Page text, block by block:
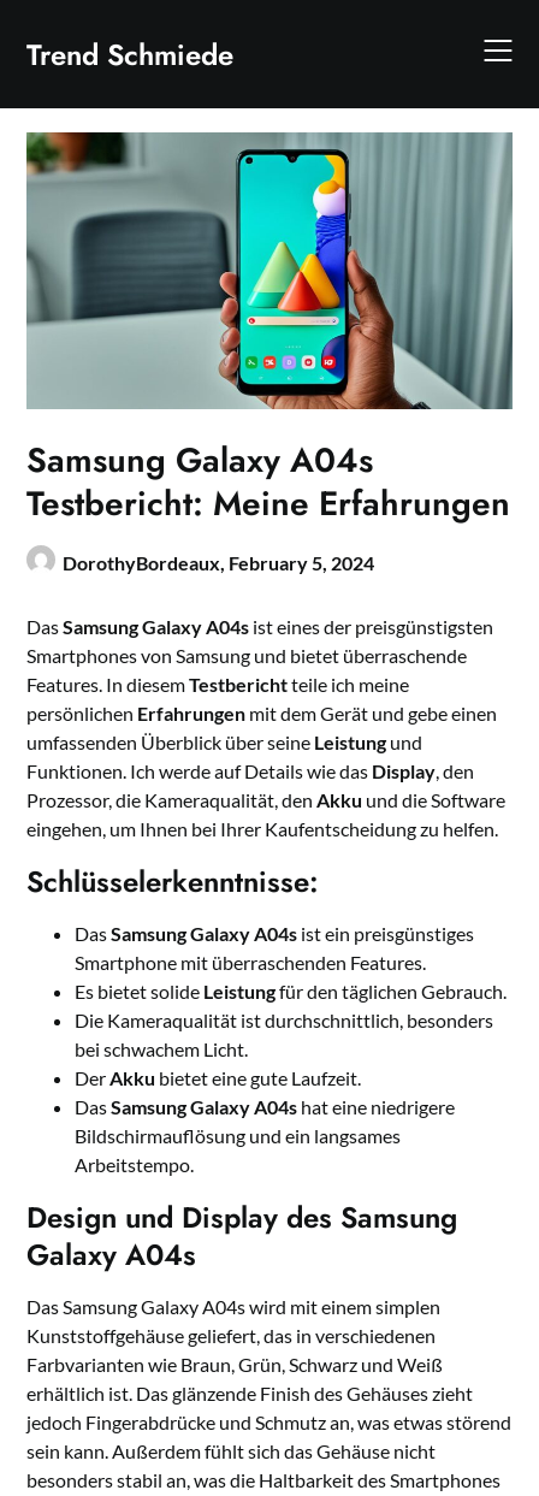
content
Trend Schmiede
Samsung Galaxy A04s
Testbericht: Meine Erfahrungen
DorothyBordeaux, February 5, 2024
DasSamsung Galaxy A04s ist eines der preisgünstigsten
Smartphones von Samsung und bietet überraschende
Features. In diesemTestberichtteile ich meine
persönlichen Erfahrungen mit dem Gerät und gebe einen
umfassenden Überblick über seine Leistung und
Funktionen. Ich werde auf Details wie das Display, den
Prozessor, die Kameraqualität, denAkku und die Software
eingehen, um Ihnen bei Ihrer Kaufentscheidung zu helfen.
Schlüsselerkenntnisse:
DasSamsung Galaxy A04s ist ein preisgünstiges
Smartphone mit überraschenden Features.
Es bietet solide Leistungfür den täglichen Gebrauch.
Die Kameraqualität ist durchschnittlich, besonders
bei schwachem Licht.
DerAkku bietet eine gute Laufzeit.
DasSamsung Galaxy A04s hat eine niedrigere
Bildschirmauflösung und ein langsames
Arbeitstempo.
Design und Display des Samsung
Galaxy A04s
Das Samsung Galaxy A04s wird mit einem simplen
Kunststoffgehäuse geliefert, das in verschiedenen
Farbvarianten wie Braun, Grün, Schwarz und Weiß
erhältlich ist. Das glänzende Finish des Gehäuses zieht
jedoch Fingerabdrücke und Schmutz an, was etwas störend
sein kann. Außerdem fühlt sich das Gehäuse nicht
besonders stabil an, was die Haltbarkeit des Smartphones